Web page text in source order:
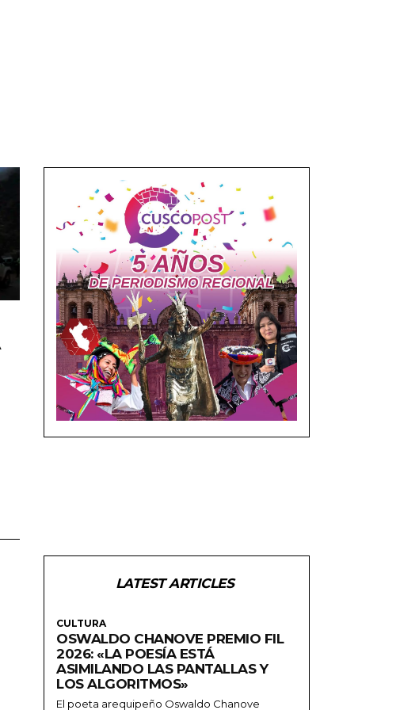
LATEST ARTICLES
CULTURA
OSWALDO CHANOVE PREMIO FIL
2026: «LA POESÍA ESTÁ
ASIMILANDO LAS PANTALLAS Y
LOS ALGORITMOS»
El poeta arequipeño Oswaldo Chanove